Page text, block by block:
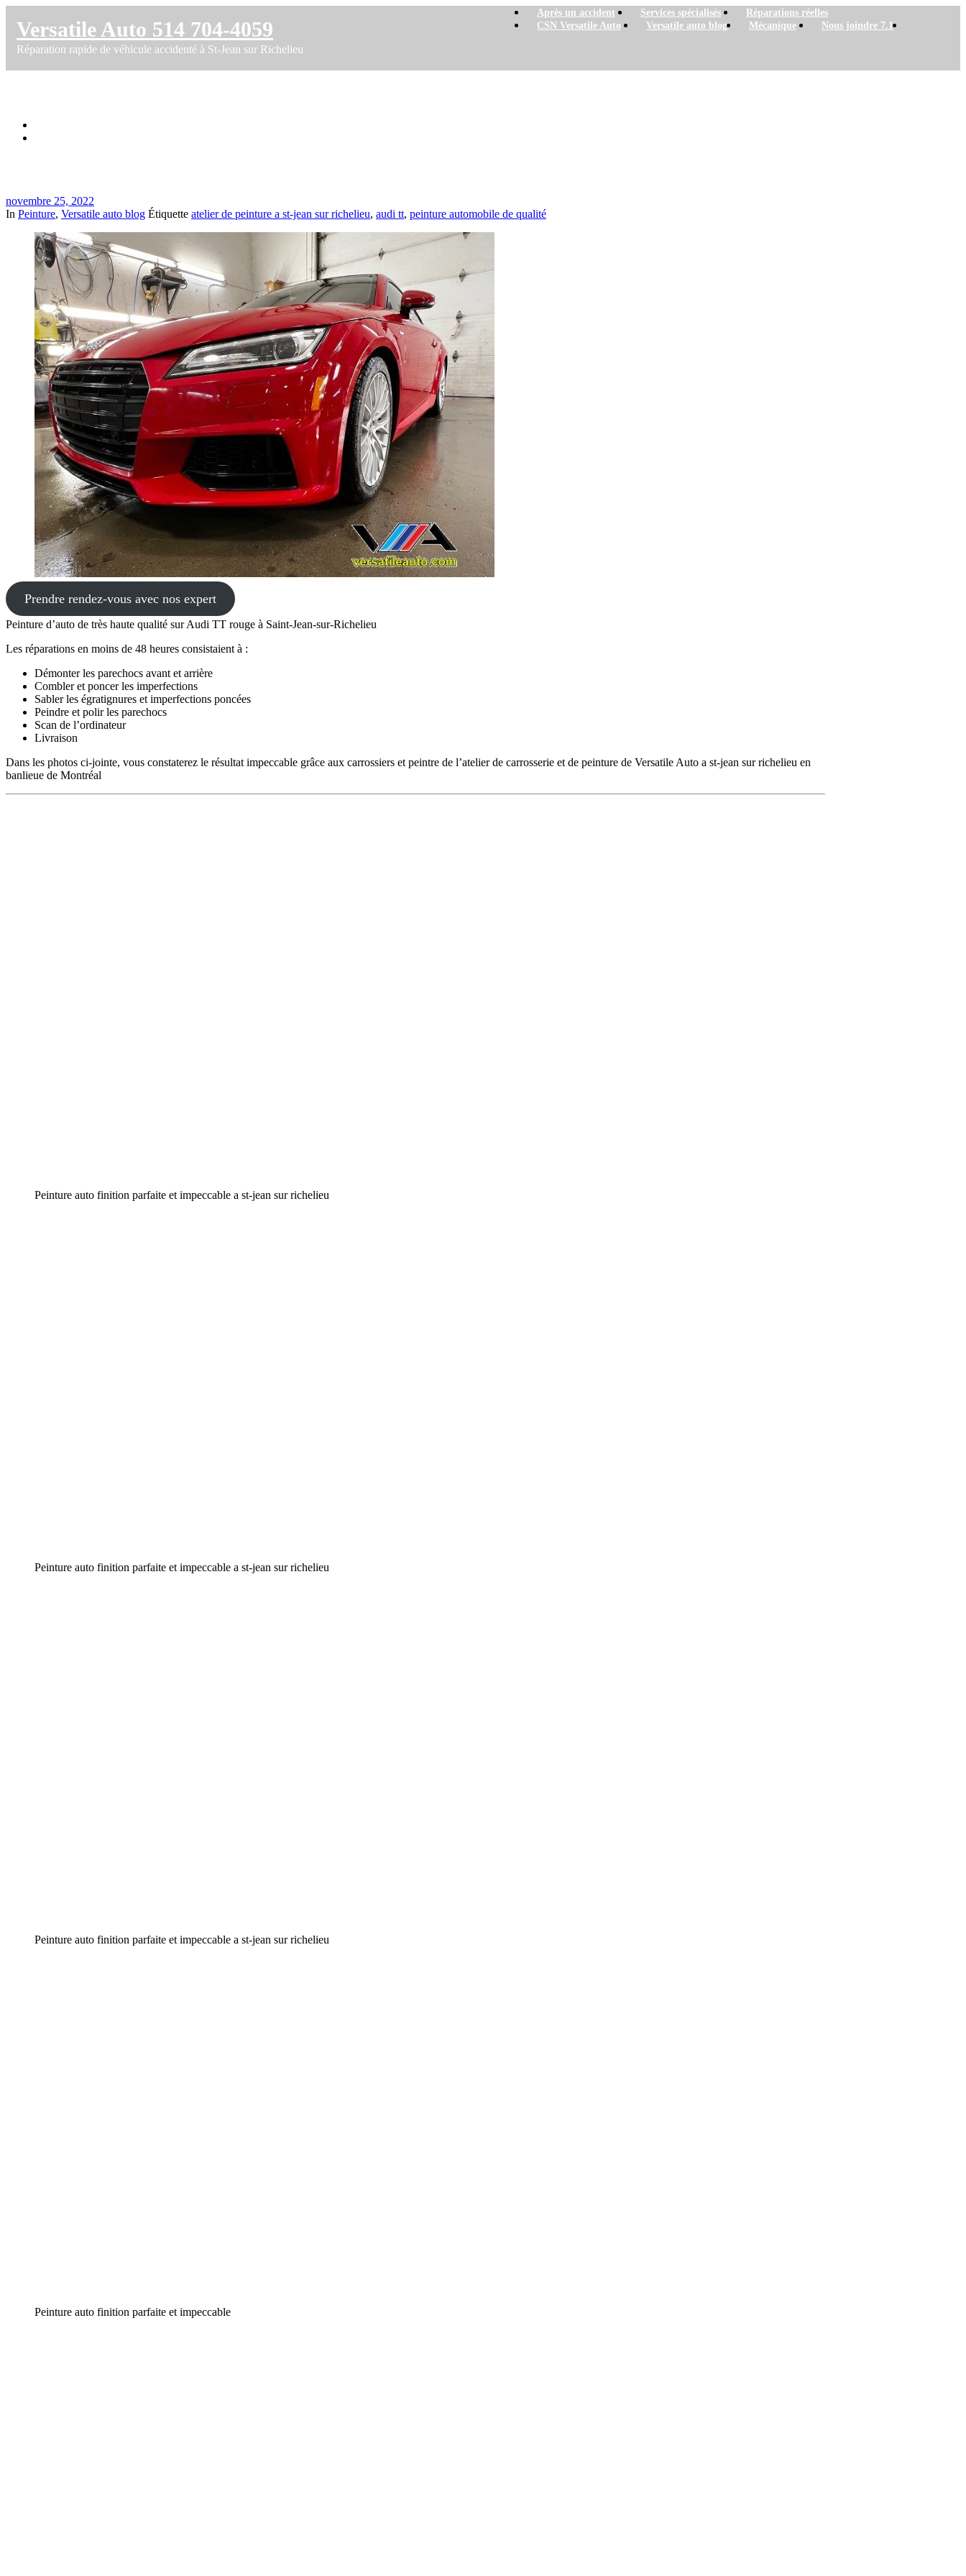
Versatile Auto 514 704-4059
Réparation rapide de véhicule accidenté à St-Jean sur Richelieu
Après un accident Services spécialisés
Réparations réelles
CSN Versatile Auto
Versatile auto blog Mécanique Nous joindre 7.1
novembre 25, 2022
In Peinture, Versatile auto blog Étiquette atelier de peinture a st-jean sur richelieu, audi tt, peinture automobile de qualité
Prendre rendez-vous avec nos expert
Peinture d’auto de très haute qualité sur Audi TT rouge à Saint-Jean-sur-Richelieu
Les réparations en moins de 48 heures consistaient à :
Démonter les parechocs avant et arrière
Combler et poncer les imperfections
Sabler les égratignures et imperfections poncées
Peindre et polir les parechocs
Scan de l’ordinateur
Livraison
Dans les photos ci-jointe, vous constaterez le résultat impeccable grâce aux carrossiers et peintre de l’atelier de carrosserie et de peinture de Versatile Auto a st-jean sur richelieu en
banlieue de Montréal
Peinture auto finition parfaite et impeccable a st-jean sur richelieu
Peinture auto finition parfaite et impeccable a st-jean sur richelieu
Peinture auto finition parfaite et impeccable a st-jean sur richelieu
Peinture auto finition parfaite et impeccable